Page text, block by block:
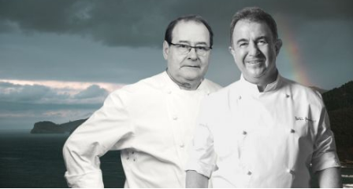
REGISTRO
INICIAR SESIÓN